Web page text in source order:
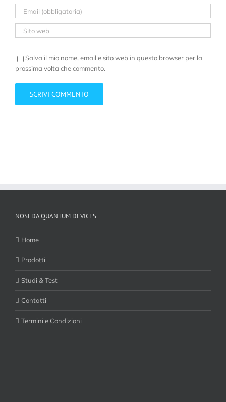
Salva il mio nome, email e sito web in questo browser per la
prossima volta che commento.
NOSEDA QUANTUM DEVICES
Home
Prodotti
Studi & Test
Contatti
Termini e Condizioni